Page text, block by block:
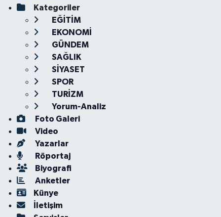
Kategoriler
EĞİTİM
EKONOMİ
GÜNDEM
SAĞLIK
SİYASET
SPOR
TURİZM
Yorum-Analiz
Foto Galeri
Video
Yazarlar
Röportaj
Biyografi
Anketler
Künye
İletişim